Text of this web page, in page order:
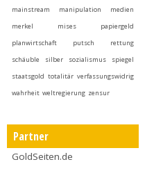
mainstream
manipulation
medien
merkel
mises
papiergeld
planwirtschaft
putsch
rettung
schäuble
silber sozialismus
spiegel
staatsgold totalitär verfassungswidrig
wahrheit weltregierung zensur
Partner
GoldSeiten.de